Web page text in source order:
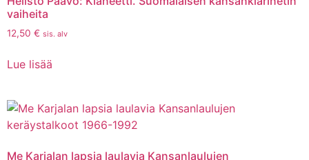
vaiheita
12,50 € sis. alv
Lue lisää
Me Karjalan lapsia laulavia Kansanlaulujen